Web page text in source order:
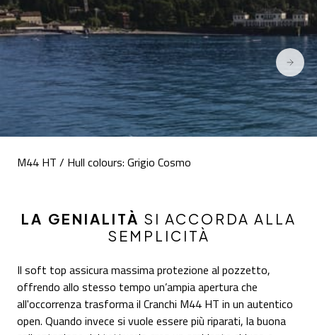
M44 HT / Hull colours: Grigio Cosmo
LA GENIALITÀ SI ACCORDA ALLA
SEMPLICITÀ
Il soft top assicura massima protezione al pozzetto,
offrendo allo stesso tempo un’ampia apertura che
all'occorrenza trasforma il Cranchi M44 HT in un autentico
open. Quando invece si vuole essere più riparati, la buona